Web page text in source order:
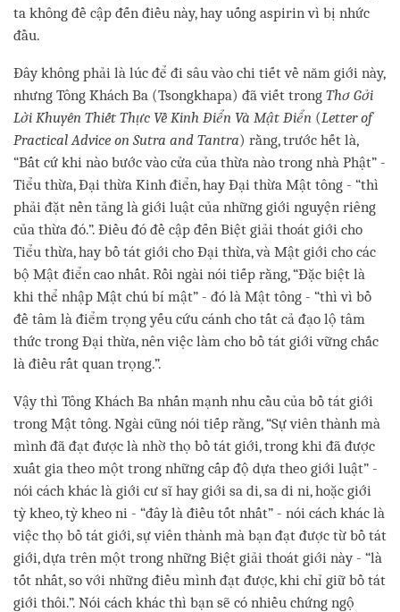
ta không đề cập đến điều này, hay uống aspirin vì bị nhức
đầu.
Đây không phải là lúc để đi sâu vào chi tiết về năm giới này,
nhưng Tông Khách Ba (Tsongkhapa) đã viết trong Thơ Gởi
Lời Khuyên Thiết Thực Về Kinh Điển Và Mật Điển (Letter of
Practical Advice on Sutra and Tantra) rằng, trước hết là,
“Bất cứ khi nào bước vào cửa của thừa nào trong nhà Phật” -
Tiểu thừa, Đại thừa Kinh điển, hay Đại thừa Mật tông - “thì
phải đặt nền tảng là giới luật của những giới nguyện riêng
của thừa đó.”. Điều đó đề cập đến Biệt giải thoát giới cho
Tiểu thừa, hay bồ tát giới cho Đại thừa, và Mật giới cho các
bộ Mật điển cao nhất. Rồi ngài nói tiếp rằng, “Đặc biệt là
khi thể nhập Mật chú bí mật” - đó là Mật tông - “thì vì bồ
đề tâm là điểm trọng yếu cứu cánh cho tất cả đạo lộ tâm
thức trong Đại thừa, nên việc làm cho bồ tát giới vững chắc
là điều rất quan trọng.”.
Vậy thì Tông Khách Ba nhấn mạnh nhu cầu của bồ tát giới
trong Mật tông. Ngài cũng nói tiếp rằng, “Sự viên thành mà
mình đã đạt được là nhờ thọ bồ tát giới, trong khi đã được
xuất gia theo một trong những cấp độ dựa theo giới luật” -
nói cách khác là giới cư sĩ hay giới sa di, sa di ni, hoặc giới
tỳ kheo, tỳ kheo ni - “đây là điều tốt nhất” - nói cách khác là
việc thọ bồ tát giới, sự viên thành mà bạn đạt được từ bồ tát
giới, dựa trên một trong những Biệt giải thoát giới này - “là
tốt nhất, so với những điều mình đạt được, khi chỉ giữ bồ tát
giới thôi.”. Nói cách khác thì bạn sẽ có nhiều chứng ngộ